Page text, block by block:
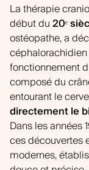
La thérapie
début du20ᵉ
ostéopathe, a
fonctionnement
composé du
entourant le
directement le
Dans les années
ces découvertes
modernes,